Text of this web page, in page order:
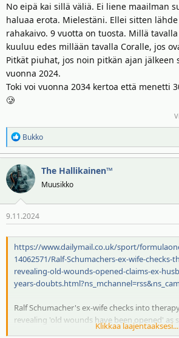
No eipä kai sillä väliä. Ei liene maailman
haluaa erota. Mielestäni. Ellei sitten
rahakaivo. 9 vuotta on tuosta. Millä
kuuluu edes millään tavalla Coralle, jos
Pitkät piuhat, jos noin pitkän ajan jälkeen
vuonna 2024.
Toki voi vuonna 2034 kertoa että menetti
🥲
R
e
a
k
t
i
o
t
Bukko
The Hallikainen™
Muusikko
9.11.2024
https://www.dailymail.co.uk/sport/
14062571/Ralf-Schumachers-ex-wife-checks-
revealing-old-wounds-opened-claims-ex-
years-
Ralf Schumacher's ex-wife checks into
revealing 'old wounds have been opened' as
out ex-husband was gay on Instagram after
Klikkaa laajentaaksesi...